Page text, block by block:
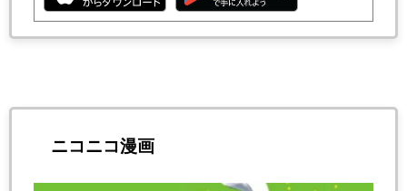
ニコニコ漫画